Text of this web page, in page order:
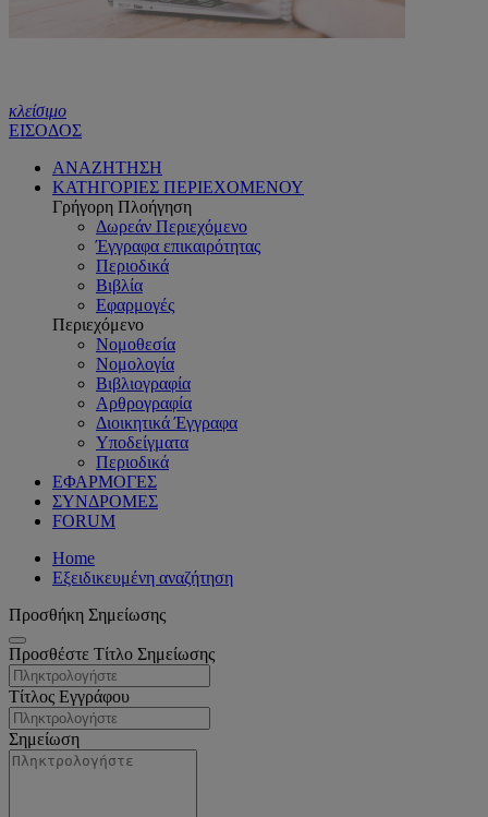
κλείσιμο
ΕΙΣΟΔΟΣ
ΑΝΑΖΗΤΗΣΗ
ΚΑΤΗΓΟΡΙΕΣ ΠΕΡΙΕΧΟΜΕΝΟΥ
Γρήγορη Πλοήγηση
Δωρεάν Περιεχόμενο
Έγγραφα επικαιρότητας
Περιοδικά
Βιβλία
Εφαρμογές
Περιεχόμενο
Νομοθεσία
Νομολογία
Βιβλιογραφία
Αρθρογραφία
Διοικητικά Έγγραφα
Υποδείγματα
Περιοδικά
ΕΦΑΡΜΟΓΕΣ
ΣΥΝΔΡΟΜΕΣ
FORUM
Home
Εξειδικευμένη αναζήτηση
Προσθήκη Σημείωσης
Προσθέστε Τίτλο Σημείωσης
Τίτλος Εγγράφου
Σημείωση